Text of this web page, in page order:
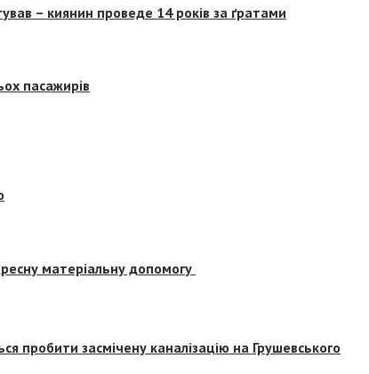
– киянин проведе 14 років за ґратами
пасажирів
матеріальну допомогу
пробити засмічену каналізацію на Грушевського